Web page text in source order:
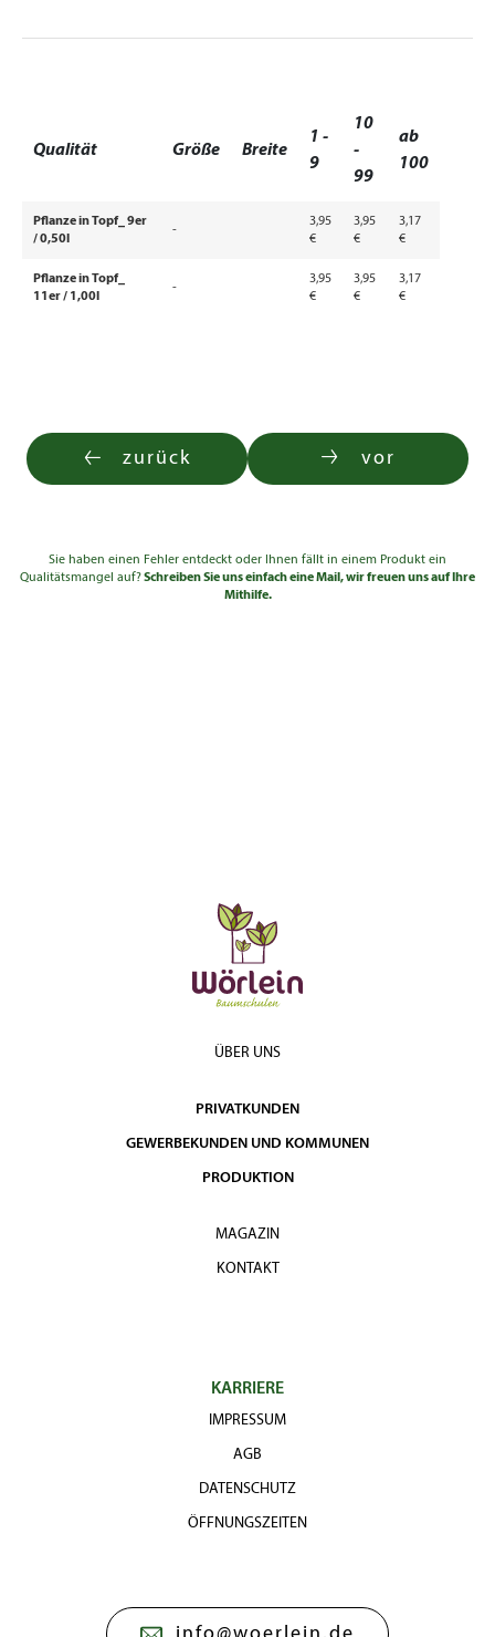
Qualität Größe Breite
1 -
9
10
-
99
ab
100
Pflanze in Topf_ 9er
/ 0,50l
-
3,95
€
3,95
€
3,17
€
Pflanze in Topf_
11er / 1,00l
-
3,95
€
3,95
€
3,17
€
zurück vor
Sie haben einen Fehler entdeckt oder Ihnen fällt in einem Produkt ein
Qualitätsmangel auf?Schreiben Sie uns einfach eine Mail, wir freuen uns auf Ihre
Mithilfe.
ÜBER UNS
PRIVATKUNDEN
GEWERBEKUNDEN UND KOMMUNEN
PRODUKTION
MAGAZIN
KONTAKT
KARRIERE
IMPRESSUM
AGB
DATENSCHUTZ
ÖFFNUNGSZEITEN